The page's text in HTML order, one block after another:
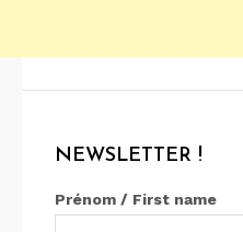
NEWSLETTER !
Prénom / First name